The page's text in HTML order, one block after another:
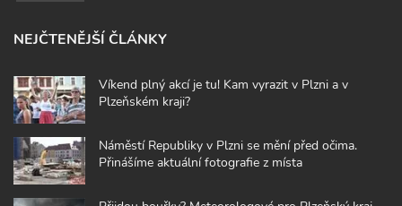
NEJČTENĚJŠÍ ČLÁNKY
Víkend plný akcí je tu! Kam vyrazit v Plzni a v
Plzeňském kraji?
Náměstí Republiky v Plzni se mění před očima.
Přinášíme aktuální fotografie z místa